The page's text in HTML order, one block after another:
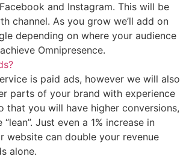
and Instagram. This will be
channel. As you grow we’ll add on
depending on where your audience
Omnipresence.
is paid ads, however we will also
parts of your brand with experience
that you will have higher conversions,
“lean”. Just even a 1% increase in
website can double your revenue
alone.